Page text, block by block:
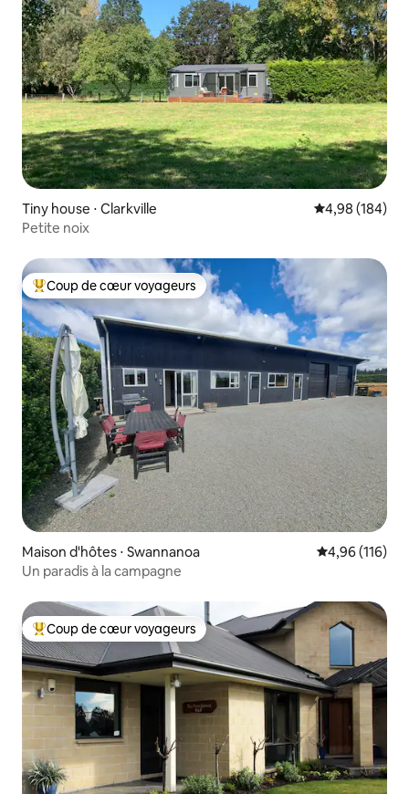
Tiny house ⋅ Clarkville Évaluation
4,98 (184)
Petite noix
Coups de cœur voyageurs les plus appréciés
Coup de cœur voyageurs
Maison d'hôtes ⋅ Swannanoa Évaluation
4,96 (116)
Un paradis à la campagne
Coups de cœur voyageurs les plus appréciés
Coup de cœur voyageurs